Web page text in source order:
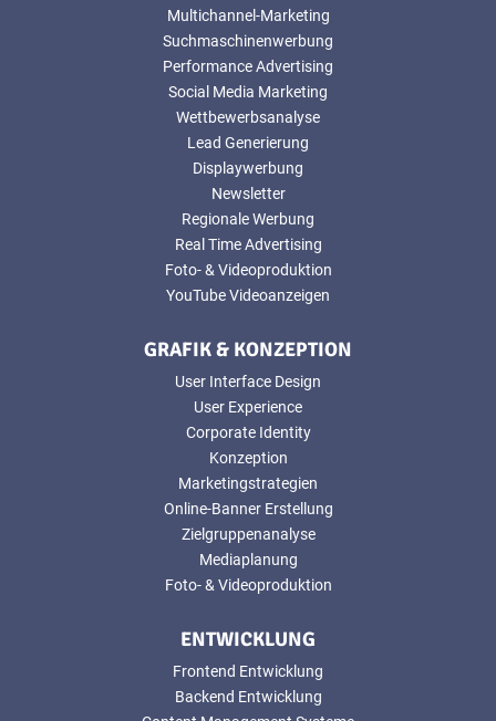
Multichannel-Marketing
Suchmaschinenwerbung
Performance Advertising
Social Media Marketing
Wettbewerbsanalyse
Lead Generierung
Displaywerbung
Newsletter
Regionale Werbung
Real Time Advertising
Foto- & Videoproduktion
YouTube Videoanzeigen
GRAFIK & KONZEPTION
User Interface Design
User Experience
Corporate Identity
Konzeption
Marketingstrategien
Online-Banner Erstellung
Zielgruppenanalyse
Mediaplanung
Foto- & Videoproduktion
ENTWICKLUNG
Frontend Entwicklung
Backend Entwicklung